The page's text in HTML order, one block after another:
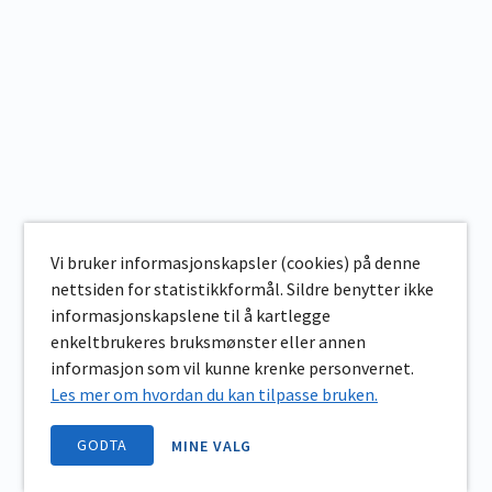
Vi bruker informasjonskapsler (cookies) på denne
nettsiden for statistikkformål. Sildre benytter ikke
informasjonskapslene til å kartlegge
enkeltbrukeres bruksmønster eller annen
informasjon som vil kunne krenke personvernet.
Les mer om hvordan du kan tilpasse bruken.
GODTA MINE VALG